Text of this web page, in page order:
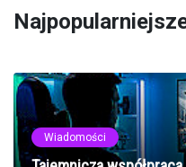
Wiadomości